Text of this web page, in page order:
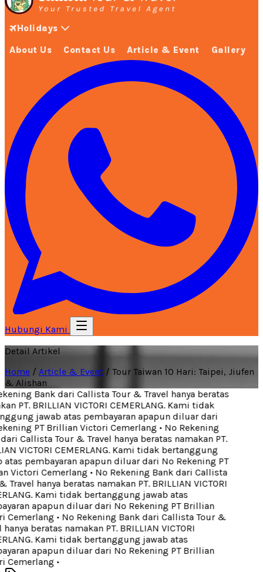
Holidays
About Us Contact Us Article & Event Gallery
Hubungi Kami
Detail Artikel
Home / Article & Event / Tour Taiwan 10 Hari: Taipei, Jiufen
& Alishan
Bank dari Callista Tour & Travel hanya beratas
PT. BRILLIAN VICTORI CEMERLANG. Kami tidak
jawab atas pembayaran apapun diluar dari
PT Brillian Victori Cemerlang• No Rekening
Callista Tour & Travel hanya beratas namakan PT.
VICTORI CEMERLANG. Kami tidak bertanggung
pembayaran apapun diluar dari No Rekening PT
Victori Cemerlang• No Rekening Bank dari Callista
hanya beratas namakan PT. BRILLIAN VICTORI
Kami tidak bertanggung jawab atas
apapun diluar dari No Rekening PT Brillian
Cemerlang• No Rekening Bank dari Callista Tour &
beratas namakan PT. BRILLIAN VICTORI
Kami tidak bertanggung jawab atas
apapun diluar dari No Rekening PT Brillian
Cemerlang•